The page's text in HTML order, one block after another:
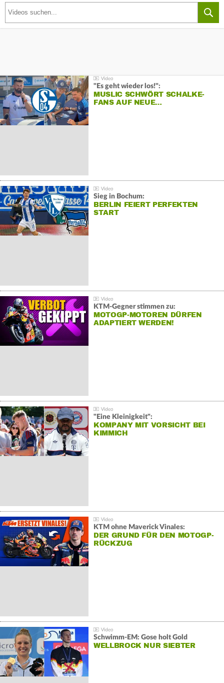
"Es geht wieder los!":
MUSLIC SCHWÖRT SCHALKE-
FANS AUF NEUE…
Sieg in Bochum:
BERLIN FEIERT PERFEKTEN
START
KTM-Gegner stimmen zu:
MOTOGP-MOTOREN DÜRFEN
ADAPTIERT WERDEN!
"Eine Kleinigkeit":
KOMPANY MIT VORSICHT BEI
KIMMICH
KTM ohne Maverick Vinales:
DER GRUND FÜR DEN MOTOGP-
RÜCKZUG
Schwimm-EM: Gose holt Gold
WELLBROCK NUR SIEBTER